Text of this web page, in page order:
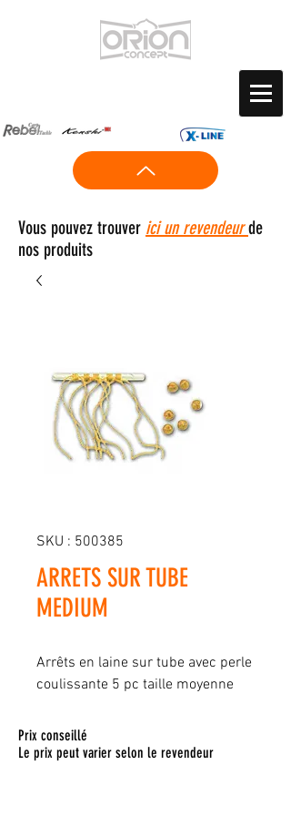
Vous pouvez trouver ici un revendeurde
nos produits
SKU : 500385
ARRETS SUR TUBE
MEDIUM
Arrêts en laine sur tube avec perle
coulissante 5 pc taille moyenne
Prix conseillé
Le prix peut varier selon le revendeur